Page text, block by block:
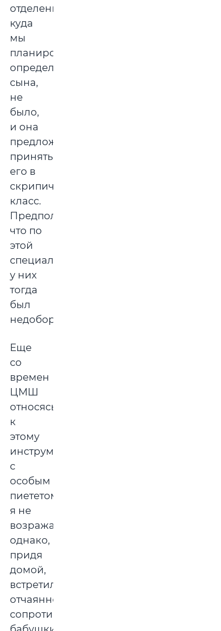
отделении,
куда
мы
планировали
определить
сына,
не
было,
и она
предложила
принять
его в
скрипичный
класс.
Предполагаю,
что по
этой
специальность
у них
тогда
был
недобор.
Еще
со
времен
ЦМШ
относясь
к
этому
инструменту
с
особым
пиететом,
я не
возражал,
однако,
придя
домой,
встретил
отчаянное
сопротивление